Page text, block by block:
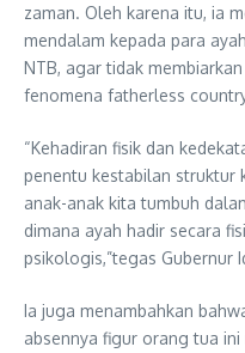
zaman. Oleh karena itu, ia
mendalam kepada para
NTB, agar tidak
fenomena fatherless
“Kehadiran fisik dan
penentu kestabilan struktur
anak-anak kita tumbuh
dimana ayah hadir secara
psikologis,”tegas Gubernur
Ia juga menambahkan
absennya figur orang tua